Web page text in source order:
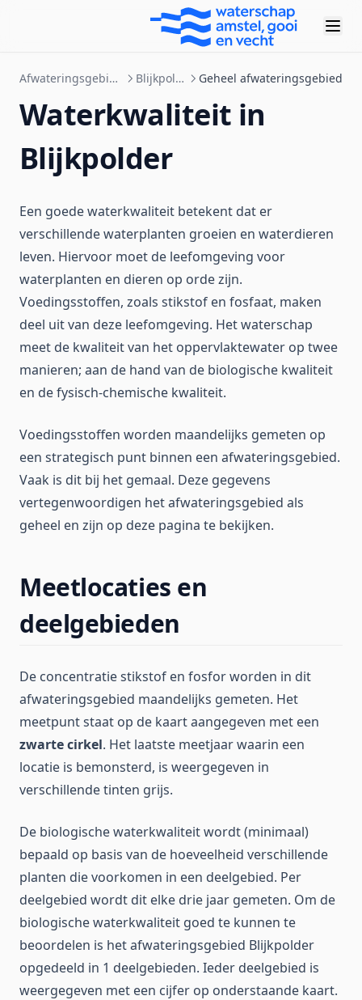
Afwateringsgebieden Blijkpolder Geheel afwateringsgebied
Waterkwaliteit in
Blijkpolder
Een goede waterkwaliteit betekent dat er
verschillende waterplanten groeien en waterdieren
leven. Hiervoor moet de leefomgeving voor
waterplanten en dieren op orde zijn.
Voedingsstoffen, zoals stikstof en fosfaat, maken
deel uit van deze leefomgeving. Het waterschap
meet de kwaliteit van het oppervlaktewater op twee
manieren; aan de hand van de biologische kwaliteit
en de fysisch-chemische kwaliteit.
Voedingsstoffen worden maandelijks gemeten op
een strategisch punt binnen een afwateringsgebied.
Vaak is dit bij het gemaal. Deze gegevens
vertegenwoordigen het afwateringsgebied als
geheel en zijn op deze pagina te bekijken.
Meetlocaties en
deelgebieden
De concentratie stikstof en fosfor worden in dit
afwateringsgebied maandelijks gemeten. Het
meetpunt staat op de kaart aangegeven met een
zwarte cirkel. Het laatste meetjaar waarin een
locatie is bemonsterd, is weergegeven in
verschillende tinten grijs.
De biologische waterkwaliteit wordt (minimaal)
bepaald op basis van de hoeveelheid verschillende
planten die voorkomen in een deelgebied. Per
deelgebied wordt dit elke drie jaar gemeten. Om de
biologische waterkwaliteit goed te kunnen te
beoordelen is het afwateringsgebied Blijkpolder
opgedeeld in 1 deelgebieden. Ieder deelgebied is
weergegeven met een cijfer op onderstaande kaart.